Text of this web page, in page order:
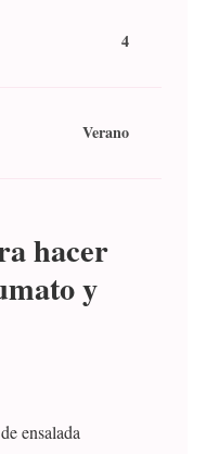
4
Verano
hacer
y
ensalada